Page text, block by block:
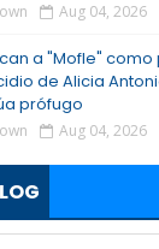
Aug 04, 2026
a "Mofle"
de Alicia
prófugo
Aug 04, 2026